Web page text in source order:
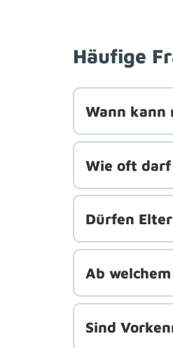
Häufige
Wann kann
Wie oft darf
Dürfen
Ab
Sind